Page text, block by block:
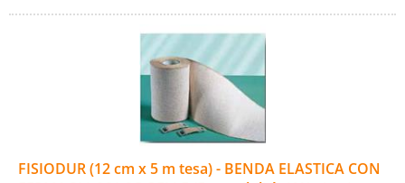
FISIODUR (12 cm x 5 m tesa) - BENDA ELASTICA CON